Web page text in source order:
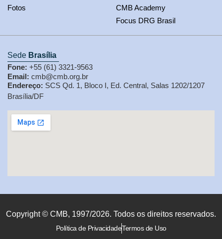
Fotos
CMB Academy
Focus DRG Brasil
Sede Brasília
Fone: +55 (61) 3321-9563
Email: cmb@cmb.org.br
Endereço: SCS Qd. 1, Bloco I, Ed. Central, Salas 1202/1207
Brasília/DF
Copyright © CMB, 1997/2026. Todos os direitos reservados.
Política de PrivacidadeTermos de Uso